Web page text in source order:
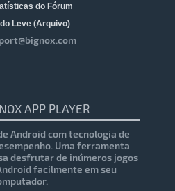
do Fórum
Leve (Arquivo)
APP PLAYER
Android com tecnologia de
Uma ferramenta
desfrutar de inúmeros jogos
facilmente em seu